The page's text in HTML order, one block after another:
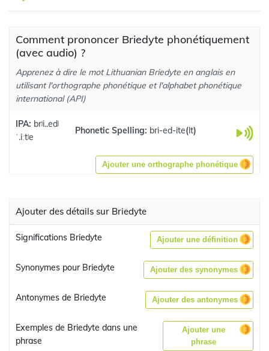
Comment prononcer Briedyte phonétiquement
(avec audio) ?
Apprenez à dire le mot Lithuanian Briedyte en anglais en
utilisant l'orthographe phonétique et l'alphabet phonétique
international (API)
IPA: brʲi..edʲ
ˈ.iːtʲe
Phonetic Spelling: bri-ed-ite(lt)
Ajouter une orthographe phonétique
Ajouter des détails sur Briedyte
Significations Briedyte Ajouter une définition
Synonymes pour Briedyte Ajouter des synonymes
Antonymes de Briedyte Ajouter des antonymes
Exemples de Briedyte dans une
phrase
Ajouter une
phrase